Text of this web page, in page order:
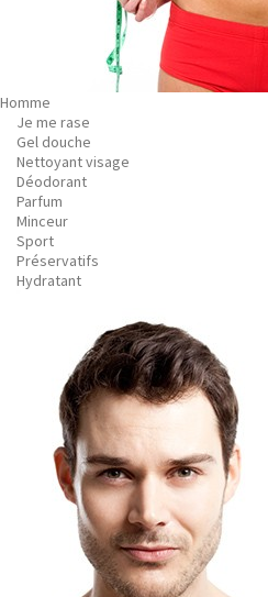
Homme
Je me rase
Gel douche
Nettoyant visage
Déodorant
Parfum
Minceur
Sport
Préservatifs
Hydratant